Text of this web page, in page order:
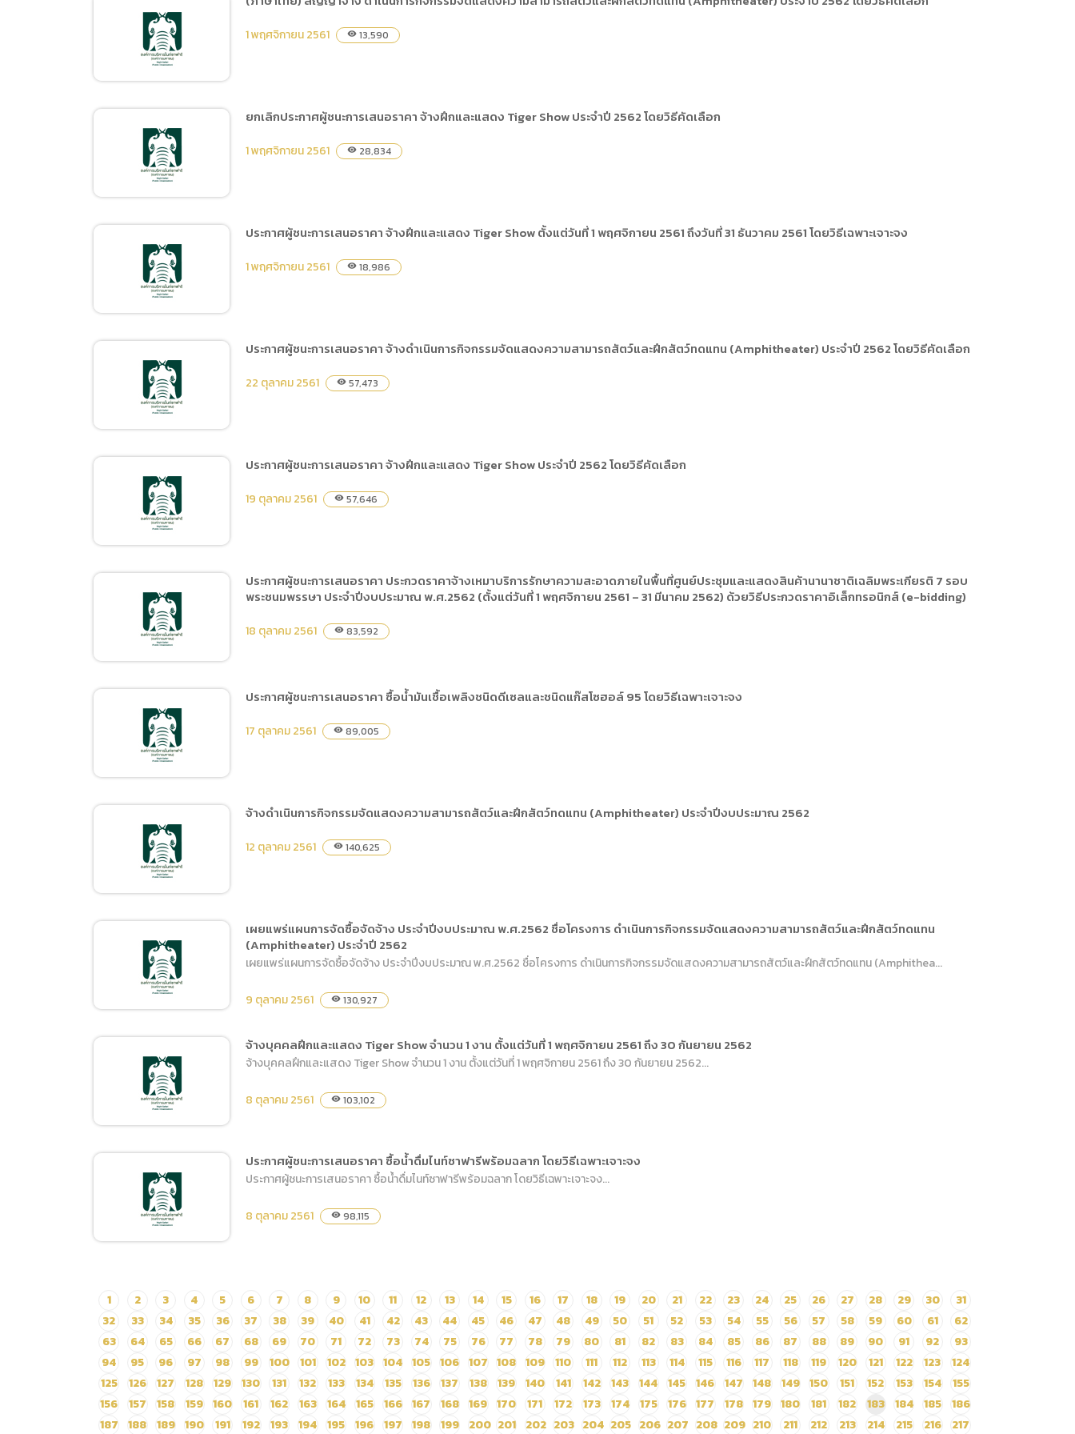
(ภาษาไทย) การเปิดเผยข้อมูลสาธารณะขององค์กร พ.ศ. 2569
Data utilization (Open Data)
เผยแพร่แผนการจัดซื้อจัด
จ้าง ประจำปีงบประมาณ
พ.ศ.2562 ชื่อโครงการ จ้าง
เหมาดูแลปรับปรุงภูมิทัศน์
และระบบสปริงเกอร์ภายใน
พื้นที่ศูนย์ประชุมและแสดง
สินค้านานาชาติ
เฉลิมพระเกียรติ 7 รอบ
พระชนมพรรษา ประจำ
(ภาษาไทย) สัญญาจ้าง
ดำเนินการกิจกรรมจัดแสดง
ความสามารถสัตว์และฝึก
สัตว์ทดแทน
(Amphitheater) ประจำปี
2562 โดยวิธีคัดเลือก
1 พฤศจิกายน 2561 visibility 13,590
ยกเลิกประกาศผู้ชนะการ
เสนอราคา จ้างฝึกและแสดง
Tiger Show ประจำปี 2562
โดยวิธีคัดเลือก
ยกเลิกประกาศผู้ชนะการเสนอราคา จ้างฝึกและแสดง Tiger Show ประจำปี 2562 โดยวิธีคัดเลือก
1 พฤศจิกายน 2561 visibility 28,834
ประกาศผู้ชนะการเสนอราคา
จ้างฝึกและแสดง Tiger
Show ตั้งแต่วันที่ 1
พฤศจิกายน 2561 ถึงวันที่ 31
ธันวาคม 2561 โดยวิธีเฉพาะ
ประกาศผู้ชนะการเสนอราคา จ้างฝึกและแสดง Tiger Show ตั้งแต่วันที่ 1 พฤศจิกายน 2561 ถึงวันที่ 31 ธันวาคม 2561 โดยวิธีเฉพาะเจาะจง
1 พฤศจิกายน 2561 visibility 18,986
ประกาศผู้ชนะการเสนอราคา
จ้างดำเนินการกิจกรรมจัด
แสดงความสามารถสัตว์และ
ฝึกสัตว์ทดแทน
(Amphitheater) ประจำปี
2562 โดยวิธีคัดเลือก
ประกาศผู้ชนะการเสนอราคา จ้างดำเนินการกิจกรรมจัดแสดงความสามารถสัตว์และฝึกสัตว์ทดแทน (Amphitheater) ประจำปี 2562 โดยวิธีคัดเลือก
22 ตุลาคม 2561 visibility 57,473
ประกาศผู้ชนะการเสนอราคา
จ้างฝึกและแสดง Tiger
Show ประจำปี 2562 โดยวิธี
คัดเลือก
ประกาศผู้ชนะการเสนอราคา จ้างฝึกและแสดง Tiger Show ประจำปี 2562 โดยวิธีคัดเลือก
19 ตุลาคม 2561 visibility 57,646
ประกาศผู้ชนะการเสนอราคา
ประกวดราคาจ้างเหมาบริการ
รักษาความสะอาดภายใน
พื้นที่ศูนย์ประชุมและแสดง
สินค้านานาชาติ
เฉลิมพระเกียรติ 7 รอบ
พระชนมพรรษา ประจำ
ปีงบประมาณ พ.ศ.2562
(ตั้งแต่วันที่ 1 พฤศจิกายน
ด้วยวิธีประกวดราคา
อิเล็กทรอนิกส์ (e-bidding)
ประกาศผู้ชนะการเสนอราคา ประกวดราคาจ้างเหมาบริการรักษาความสะอาดภายในพื้นที่ศูนย์ประชุมและแสดงสินค้านานาชาติเฉลิมพระเกียรติ 7 รอบ
พระชนมพรรษา ประจำปีงบประมาณ พ.ศ.2562 (ตั้งแต่วันที่ 1 พฤศจิกายน 2561 – 31 มีนาคม 2562) ด้วยวิธีประกวดราคาอิเล็กทรอนิกส์ (e-bidding)
18 ตุลาคม 2561 visibility 83,592
ประกาศผู้ชนะการเสนอราคา
ซื้อน้ำมันเชื้อเพลิงชนิดดีเซล
และชนิดแก๊สโซฮอล์ 95 โดย
วิธีเฉพาะเจาะจง
ประกาศผู้ชนะการเสนอราคา ซื้อน้ำมันเชื้อเพลิงชนิดดีเซลและชนิดแก๊สโซฮอล์ 95 โดยวิธีเฉพาะเจาะจง
17 ตุลาคม 2561 visibility 89,005
จ้างดำเนินการกิจกรรมจัด
แสดงความสามารถสัตว์และ
ฝึกสัตว์ทดแทน
(Amphitheater) ประจำ
ปีงบประมาณ 2562
จ้างดำเนินการกิจกรรมจัดแสดงความสามารถสัตว์และฝึกสัตว์ทดแทน (Amphitheater) ประจำปีงบประมาณ 2562
12 ตุลาคม 2561 visibility 140,625
เผยแพร่แผนการจัดซื้อจัด
จ้าง ประจำปีงบประมาณ
พ.ศ.2562 ชื่อโครงการ
ดำเนินการกิจกรรมจัดแสดง
ความสามารถสัตว์และฝึก
สัตว์ทดแทน
(Amphitheater) ประจำปี
เผยแพร่แผนการจัดซื้อจัดจ้าง ประจำปีงบประมาณ พ.ศ.2562 ชื่อโครงการ ดำเนินการกิจกรรมจัดแสดงความสามารถสัตว์และฝึกสัตว์ทดแทน
(Amphitheater) ประจำปี 2562
เผยแพร่แผนการจัดซื้อจัดจ้าง ประจำปีงบประมาณ พ.ศ.2562 ชื่อโครงการ ดำเนินการกิจกรรมจัดแสดงความสามารถสัตว์และฝึกสัตว์ทดแทน (Amphithea...
9 ตุลาคม 2561 visibility 130,927
จ้างบุคคลฝึกและแสดง
Tiger Show จำนวน 1 งาน
ตั้งแต่วันที่ 1 พฤศจิกายน
2561 ถึง 30 กันยายน 2562
จ้างบุคคลฝึกและแสดง Tiger Show จำนวน 1 งาน ตั้งแต่วันที่ 1 พฤศจิกายน 2561 ถึง 30 กันยายน 2562
จ้างบุคคลฝึกและแสดง Tiger Show จำนวน 1 งาน ตั้งแต่วันที่ 1 พฤศจิกายน 2561 ถึง 30 กันยายน 2562...
8 ตุลาคม 2561 visibility 103,102
ประกาศผู้ชนะการเสนอราคา
ซื้อน้ำดื่มไนท์ซาฟารีพร้อม
ฉลาก โดยวิธีเฉพาะเจาะจง
ประกาศผู้ชนะการเสนอราคา ซื้อน้ำดื่มไนท์ซาฟารีพร้อมฉลาก โดยวิธีเฉพาะเจาะจง
ประกาศผู้ชนะการเสนอราคา ซื้อน้ำดื่มไนท์ซาฟารีพร้อมฉลาก โดยวิธีเฉพาะเจาะจง...
8 ตุลาคม 2561 visibility 98,115
1 2 3 4 5 6 7 8 9 10 11 12 13 14 15 16 17 18 19 20 21 22 23 24 25 26 27 28 29 30
31
32
33 34 35 36 37 38 39 40 41 42 43 44 45 46 47 48 49 50 51 52 53 54 55 56 57 58 59 60 61
62
63
64 65 66 67 68 69 70 71 72 73 74 75 76 77 78 79 80 81 82 83 84 85 86 87 88 89 90 91 92
93
94
95 96 97 98 99 100 101 102 103 104 105 106 107 108 109 110 111 112 113 114 115 116 117 118 119 120 121 122 123
124
125
126 127 128 129 130 131 132 133 134 135 136 137 138 139 140 141 142 143 144 145 146 147 148 149 150 151 152 153 154
155
156
157 158 159 160 161 162 163 164 165 166 167 168 169 170 171 172 173 174 175 176 177 178 179 180 181 182 183 184 185
186
187
188 189 190 191 192 193 194 195 196 197 198 199 200 201 202 203 204 205 206 207 208 209 210 211 212 213 214 215 216 217